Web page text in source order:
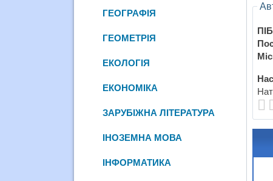
ГЕОГРАФІЯ
ГЕОМЕТРІЯ
ЕКОЛОГІЯ
ЕКОНОМІКА
ЗАРУБІЖНА ЛІТЕРАТУРА
ІНОЗЕМНА МОВА
ІНФОРМАТИКА